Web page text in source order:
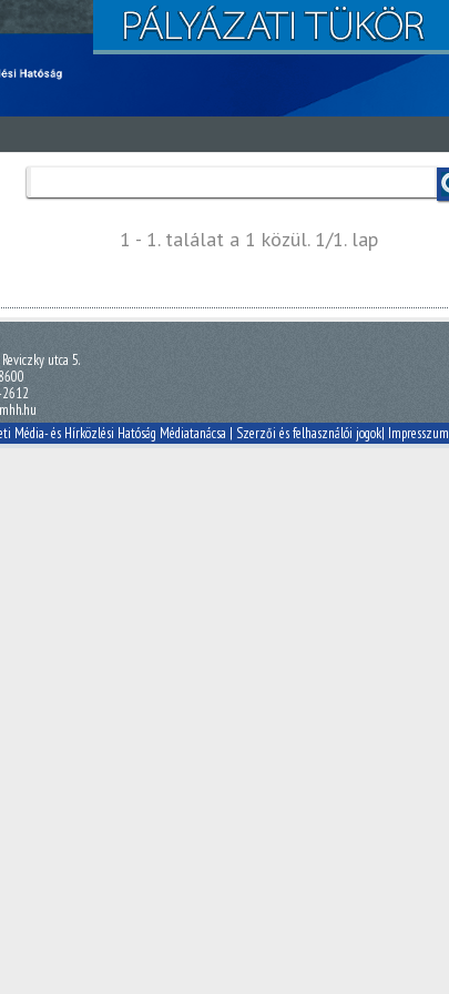
1 - 1. találat a 1 közül. 1/1. lap
utca 5.
2612
Média- és Hírközlési Hatóság Médiatanácsa | Szerzői és felhasználói jogok| Impresszum